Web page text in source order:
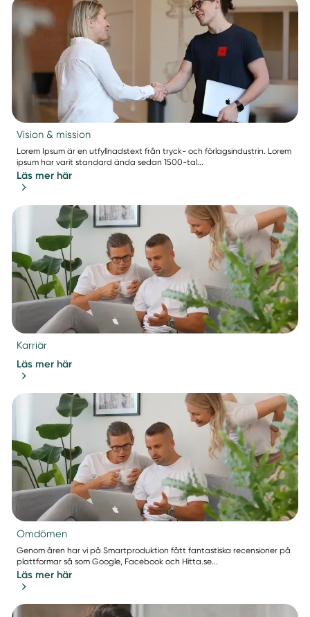
Vision & mission
Lorem Ipsum är en utfyllnadstext från tryck- och förlagsindustrin. Lorem
ipsum har varit standard ända sedan 1500-tal...
Läs mer här
Karriär
Läs mer här
Omdömen
Genom åren har vi på Smartproduktion fått fantastiska recensioner på
plattformar så som Google, Facebook och Hitta.se...
Läs mer här